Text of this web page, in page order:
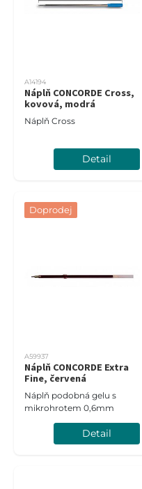
A14194
Náplň CONCORDE Cross,
kovová, modrá
Náplň Cross
Detail
Doprodej
A59937
Náplň CONCORDE Extra
Fine, červená
Náplň podobná gelu s
mikrohrotem 0,6mm
Detail